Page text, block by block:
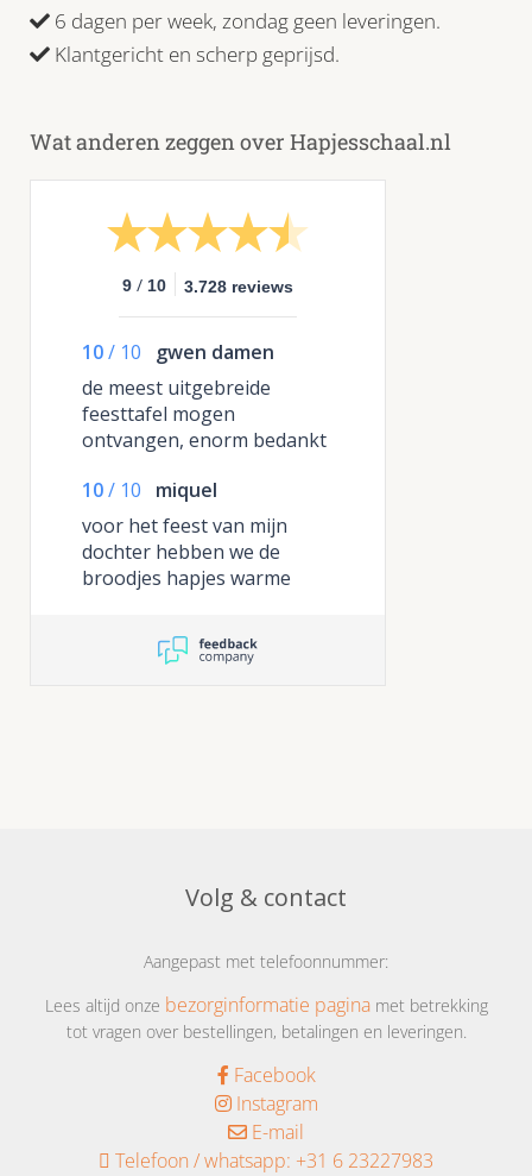
6 dagen per week, zondag geen leveringen.
Klantgericht en scherp geprijsd.
Wat anderen zeggen over Hapjesschaal.nl
9 / 10 3.728 reviews
10/ 10
gwen damen
de meest uitgebreide
feesttafel mogen
ontvangen, enorm bedankt
echt een succes is
geworden , de dumplings in
de pan was echt lekker de
mini broodjes vielen heel
goed in de smaak en de
echt een top aanvulling ,
10/ 10
miquel
voor het feest van mijn
dochter hebben we de
broodjes hapjes warme
besteld. we vinden het een
echte aanrader , perfect op
Volg & contact
Aangepast met telefoonnummer:
Lees altijd onze bezorginformatie paginamet betrekking
tot vragen over bestellingen, betalingen en leveringen.
Facebook
Instagram
E-mail
Telefoon / whatsapp: +31 6 23227983